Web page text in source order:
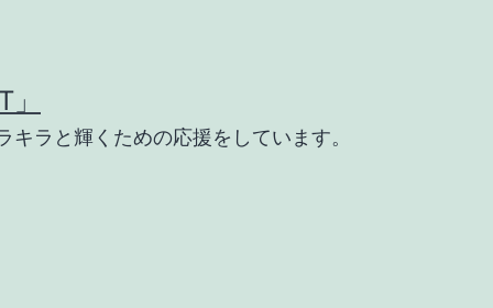
ラと輝くための応援をしています。